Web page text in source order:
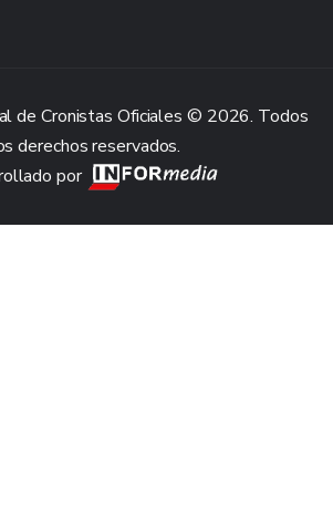
de Cronistas Oficiales © 2026. Todos
derechos reservados.
por